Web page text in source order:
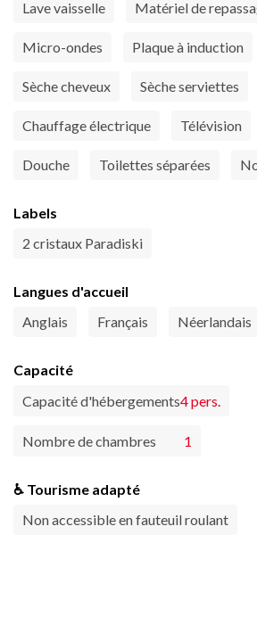
Lave vaisselle Matériel de
Micro-ondes Plaque à induction
Sèche cheveux Sèche serviettes
Chauffage électrique Télévision
Douche Toilettes séparées
Labels
2 cristaux Paradiski
Langues d'accueil
Anglais
Français Néerlandais
Capacité
Capacité d'hébergements4 pers.
Nombre de chambres 1
♿ Tourisme adapté
Non accessible en fauteuil roulant